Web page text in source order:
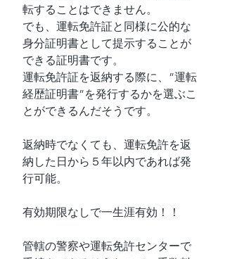
転することはできません。
でも、運転免許証と同様に公的な
身分証明書として提示することが
できる証明書です。
運転免許証を返納する際に、”運転
経歴証明書”を発行するかを選ぶこ
とができるんだそうです。
返納時でなくても、運転免許を返
納した日から５年以内であれば発
行可能。
有効期限なしで一生涯有効！！
管轄の警察や運転免許センターで